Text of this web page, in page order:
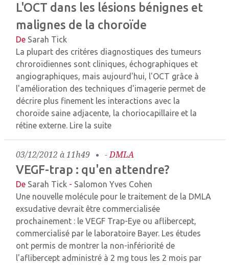
L'OCT dans les lésions bénignes et
malignes de la choroïde
De Sarah Tick
La plupart des critéres diagnostiques des tumeurs
chroroïdiennes sont cliniques, échographiques et
angiographiques, mais aujourd'hui, l'OCT grâce à
l'amélioration des techniques d'imagerie permet de
décrire plus finement les interactions avec la
choroïde saine adjacente, la choriocapillaire et la
rétine externe. Lire la suite
03/12/2012 à 11h49 -DMLA
VEGF-trap : qu'en attendre?
De Sarah Tick - Salomon Yves Cohen
Une nouvelle molécule pour le traitement de la DMLA
exsudative devrait être commercialisée
prochainement : le VEGF Trap-Eye ou aflibercept,
commercialisé par le laboratoire Bayer. Les études
ont permis de montrer la non-infériorité de
l'aflibercept administré à 2 mg tous les 2 mois par